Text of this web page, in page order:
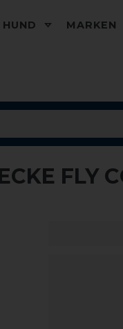
HUND MARKEN
FLY